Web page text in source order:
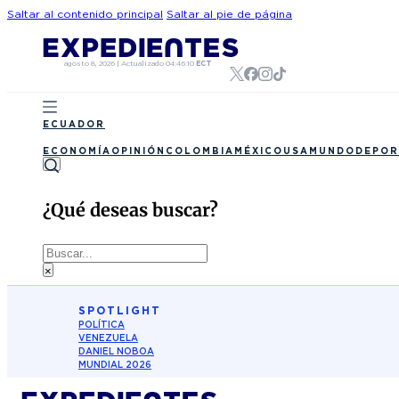
Saltar al contenido principal Saltar al pie de página
agosto 8, 2026 | Actualizado 04:46:10 ECT
ECUADOR
ECONOMÍA OPINIÓN COLOMBIA MÉXICO USA MUNDO
¿Qué deseas buscar?
Buscar
×
SPOTLIGHT
POLÍTICA
VENEZUELA
DANIEL NOBOA
MUNDIAL 2026